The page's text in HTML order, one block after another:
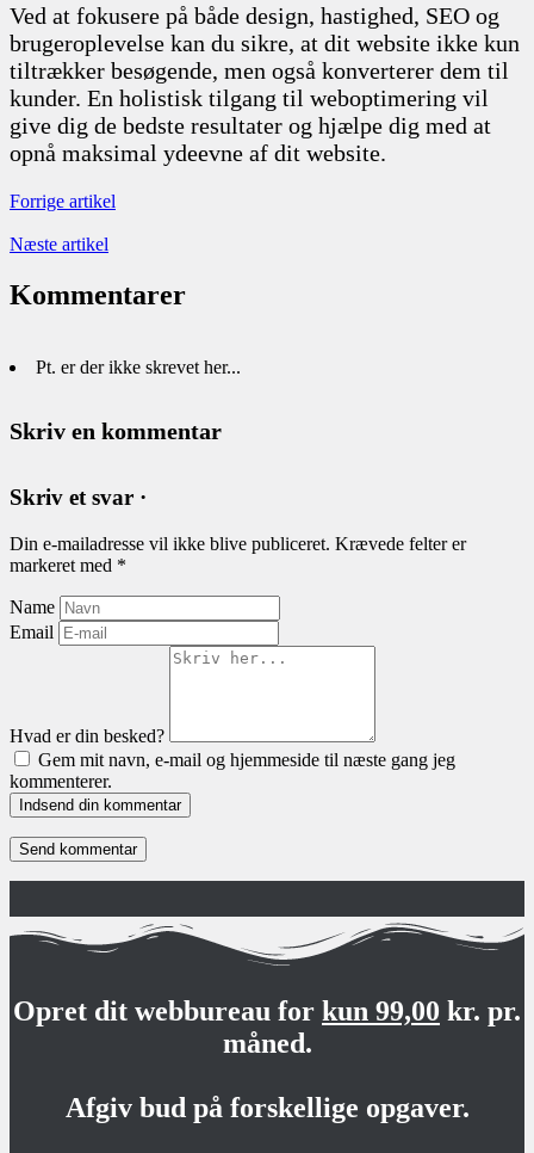
Ved at fokusere på både design, hastighed, SEO og
brugeroplevelse kan du sikre, at dit website ikke kun
tiltrækker besøgende, men også konverterer dem til
kunder. En holistisk tilgang til weboptimering vil
give dig de bedste resultater og hjælpe dig med at
opnå maksimal ydeevne af dit website.
Forrige artikel
Næste artikel
Kommentarer
Pt. er der ikke skrevet her...
Skriv en kommentar
Skriv et svar ·
Din e-mailadresse vil ikke blive publiceret. Krævede felter er
markeret med *
Name
Email
Hvad er din besked?
Gem mit navn, e-mail og hjemmeside til næste gang jeg
kommenterer.
Indsend din kommentar
Opret dit webbureau for kun 99,00 kr. pr.
måned.
Afgiv bud på forskellige opgaver.